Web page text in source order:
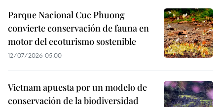
Parque Nacional Cuc Phuong
convierte conservación de fauna en
motor del ecoturismo sostenible
12/07/2026 05:00
Vietnam apuesta por un modelo de
conservación de la biodiversidad